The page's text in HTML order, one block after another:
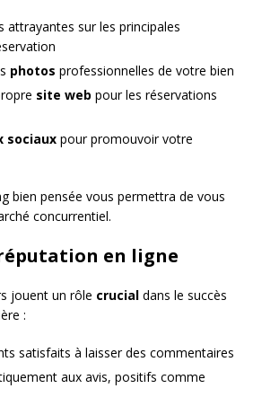
attrayantes sur les principales
photos professionnelles de votre bien
site web pour les réservations
sociaux pour promouvoir votre
bien pensée vous permettra de vous
concurrentiel.
en ligne
jouent un rôle crucial dans le succès
:
satisfaits à laisser des commentaires
aux avis, positifs comme